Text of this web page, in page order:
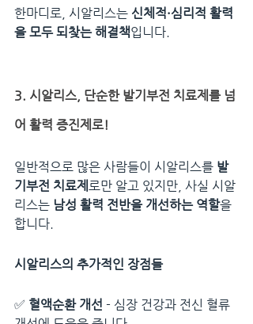
한마디로, 시알리스는 신체적·심리적 활력
을 모두 되찾는 해결책입니다.
3. 시알리스, 단순한 발기부전 치료제를 넘
어 활력 증진제로!
일반적으로 많은 사람들이 시알리스를 발
기부전 치료제 로만 알고 있지만, 사실 시알
리스는 남성 활력 전반을 개선하는 역할을
합니다.
시알리스의 추가적인 장점들
✅ 혈액순환 개선 - 심장 건강과 전신 혈류